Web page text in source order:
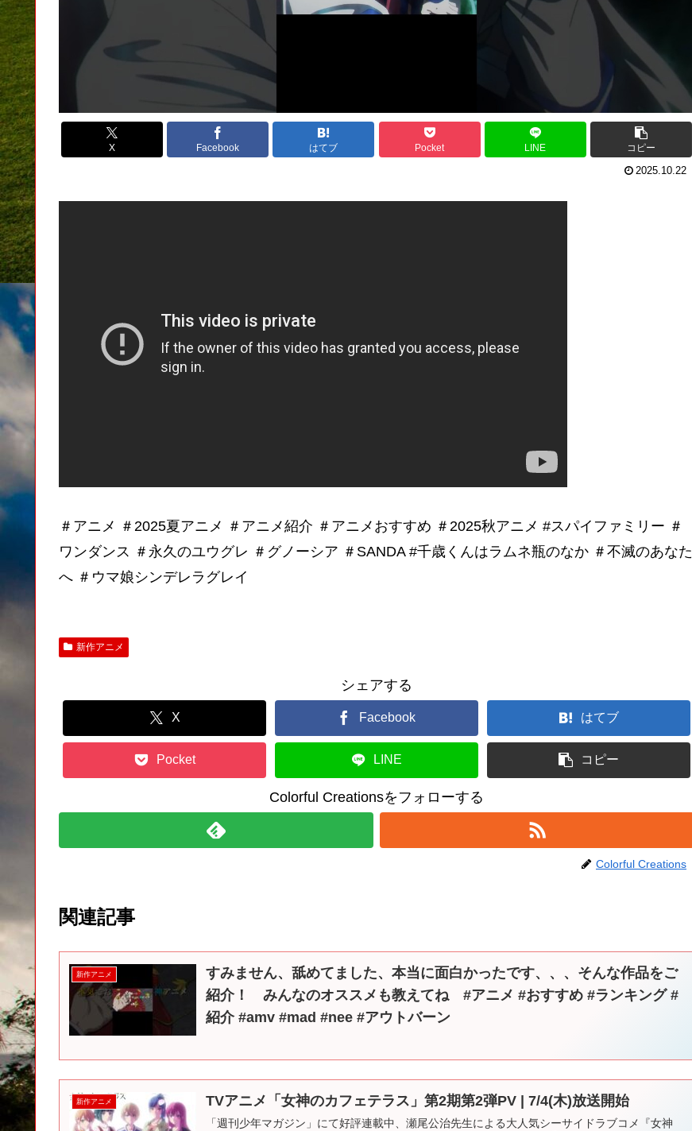
X Facebook はてブ Pocket LINE コピー
2025.10.22
＃アニメ ＃2025夏アニメ ＃アニメ紹介 ＃アニメおすすめ ＃2025秋アニメ #スパイファミリー ＃
ワンダンス ＃永久のユウグレ ＃グノーシア ＃SANDA #千歳くんはラムネ瓶のなか ＃不滅のあなた
へ ＃ウマ娘シンデレラグレイ
新作アニメ
シェアする
X Facebook はてブ
Pocket LINE コピー
Colorful Creationsをフォローする
Colorful Creations
関連記事
新作アニメ
すみません、舐めてました、本当に面白かったです、、、そんな作品をご
紹介！ みんなのオススメも教えてね #アニメ #おすすめ #ランキング #
紹介 #amv #mad #nee #アウトバーン
新作アニメ TVアニメ「女神のカフェテラス」第2期第2弾PV | 7/4(木)放送開始
「週刊少年マガジン」にて好評連載中、瀬尾公治先生による大人気シーサイドラブコメ『女神